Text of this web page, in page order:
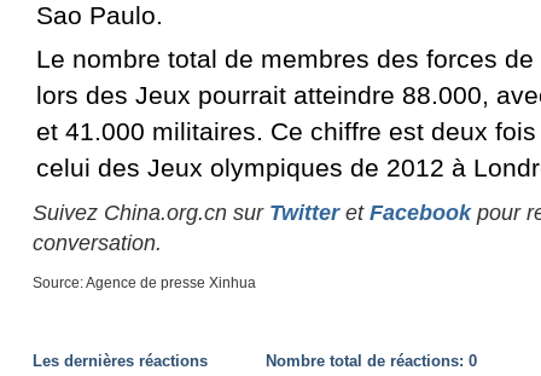
Sao Paulo.
Le nombre total de membres des forces
lors des Jeux pourrait atteindre 88.000,
et 41.000 militaires. Ce chiffre est deux
celui des Jeux olympiques de 2012 à
Suivez China.org.cn sur Twitteret Facebookpour
conversation.
Source: Agence de presse Xinhua
Les dernières réactions Nombre total de réactions: 0